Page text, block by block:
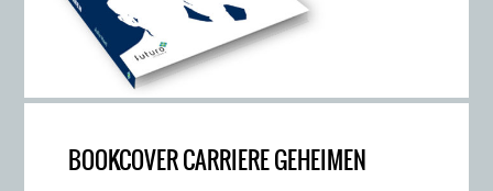
BOOKCOVER CARRIERE GEHEIMEN